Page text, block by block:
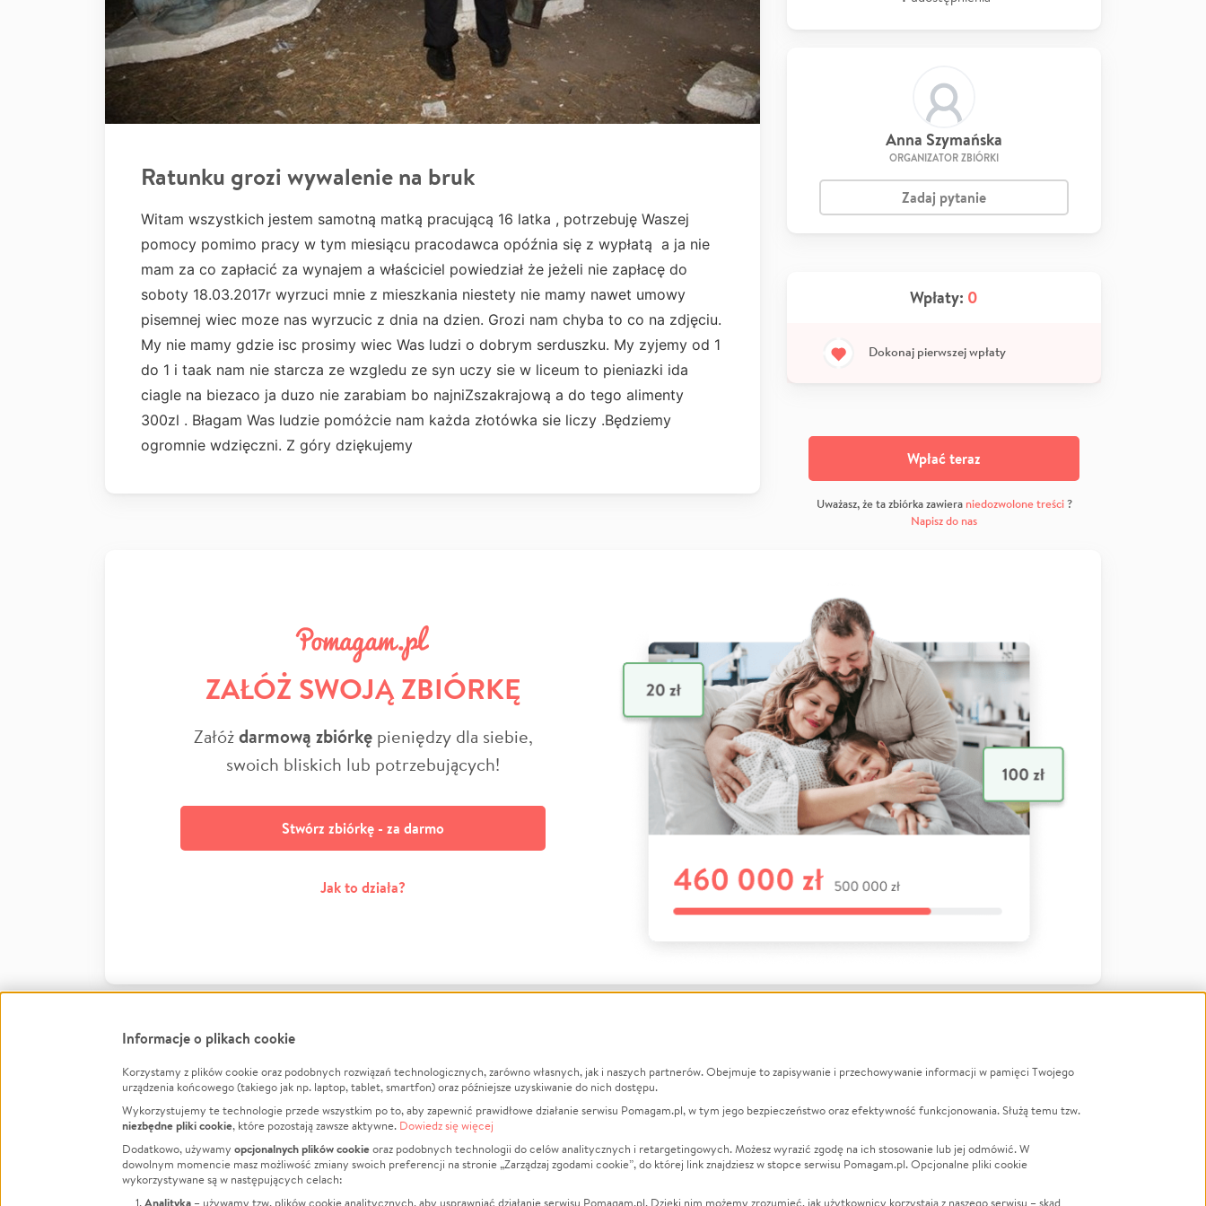
Ratunku grozi wywalenie na bruk
Witam wszystkich jestem samotną matką pracującą 16 latka , potrzebuję Waszej
pomocy pomimo pracy w tym miesiącu pracodawca opóźnia się z wypłatą a ja nie
mam za co zapłacić za wynajem a właściciel powiedział że jeżeli nie zapłacę do
soboty 18.03.2017r wyrzuci mnie z mieszkania niestety nie mamy nawet umowy
pisemnej wiec moze nas wyrzucic z dnia na dzien. Grozi nam chyba to co na zdjęciu.
My nie mamy gdzie isc prosimy wiec Was ludzi o dobrym serduszku. My zyjemy od 1
do 1 i taak nam nie starcza ze wzgledu ze syn uczy sie w liceum to pieniazki ida
ciagle na biezaco ja duzo nie zarabiam bo najniZszakrajową a do tego alimenty
300zl . Błagam Was ludzie pomóżcie nam każda złotówka sie liczy .Będziemy
ogromnie wdzięczni. Z góry dziękujemy
Anna Szymańska
ORGANIZATOR ZBIÓRKI
Zadaj pytanie
Wpłaty: 0
Dokonaj pierwszej wpłaty
Wpłać teraz
Uważasz, że ta zbiórka zawiera niedozwolone treści?
Napisz do nas
ZAŁÓŻ SWOJĄ ZBIÓRKĘ
Załóżdarmową zbiórkępieniędzy dla siebie,
swoich bliskich lub potrzebujących!
Stwórz zbiórkę - za darmo
Jak to działa?
FacebookTwitter Instagram
LinkedInTikTok Youtube
Informacje
Jak to działa?
Regulamin
Polityka Prywatności
O nas
Opinie
Raporty
Za darmo
Zbieraj na
Leczenie
Zwierzęta
Pożar
LGBTQ+
Powódź
Wichura
Informacje o plikach cookie
Korzystamy z plików cookie oraz podobnych rozwiązań technologicznych, zarówno własnych, jak i naszych partnerów. Obejmuje to zapisywanie i przechowywanie informacji w pamięci Twojego
urządzenia końcowego (takiego jak np. laptop, tablet, smartfon) oraz późniejsze uzyskiwanie do nich dostępu.
Wykorzystujemy te technologie przede wszystkim po to, aby zapewnić prawidłowe działanie serwisu Pomagam.pl, w tym jego bezpieczeństwo oraz efektywność funkcjonowania. Służą temu tzw.
niezbędne pliki cookie, które pozostają zawsze aktywne. Dowiedz się więcej
Dodatkowo, używamy opcjonalnych plików cookieoraz podobnych technologii do celów analitycznych i retargetingowych. Możesz wyrazić zgodę na ich stosowanie lub jej odmówić. W
dowolnym momencie masz możliwość zmiany swoich preferencji na stronie „Zarządzaj zgodami cookie”, do której link znajdziesz w stopce serwisu Pomagam.pl. Opcjonalne pliki cookie
wykorzystywane są w następujących celach: